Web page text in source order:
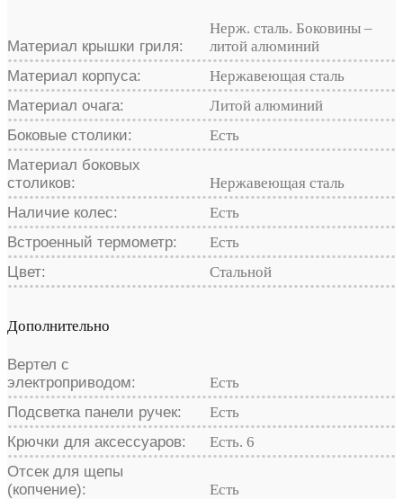
Материал крышки гриля:
Нерж. сталь. Боковины –
литой алюминий
Материал корпуса:
Нержавеющая сталь
Материал очага:
Литой алюминий
Боковые столики:
Есть
Материал боковых
столиков:
Нержавеющая сталь
Наличие колес:
Есть
Встроенный термометр:
Есть
Цвет:
Стальной
Дополнительно
Вертел с
электроприводом:
Есть
Подсветка панели ручек:
Есть
Крючки для аксессуаров:
Есть. 6
Отсек для щепы
(копчение):
Есть